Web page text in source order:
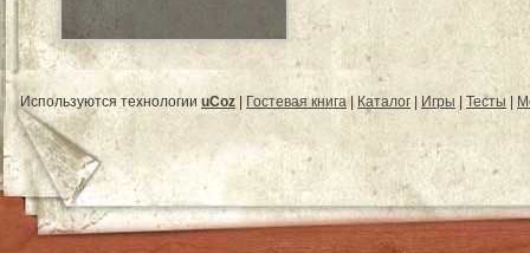
Используются технологии uCoz | Гостевая книга | Каталог | Игры | Тесты |